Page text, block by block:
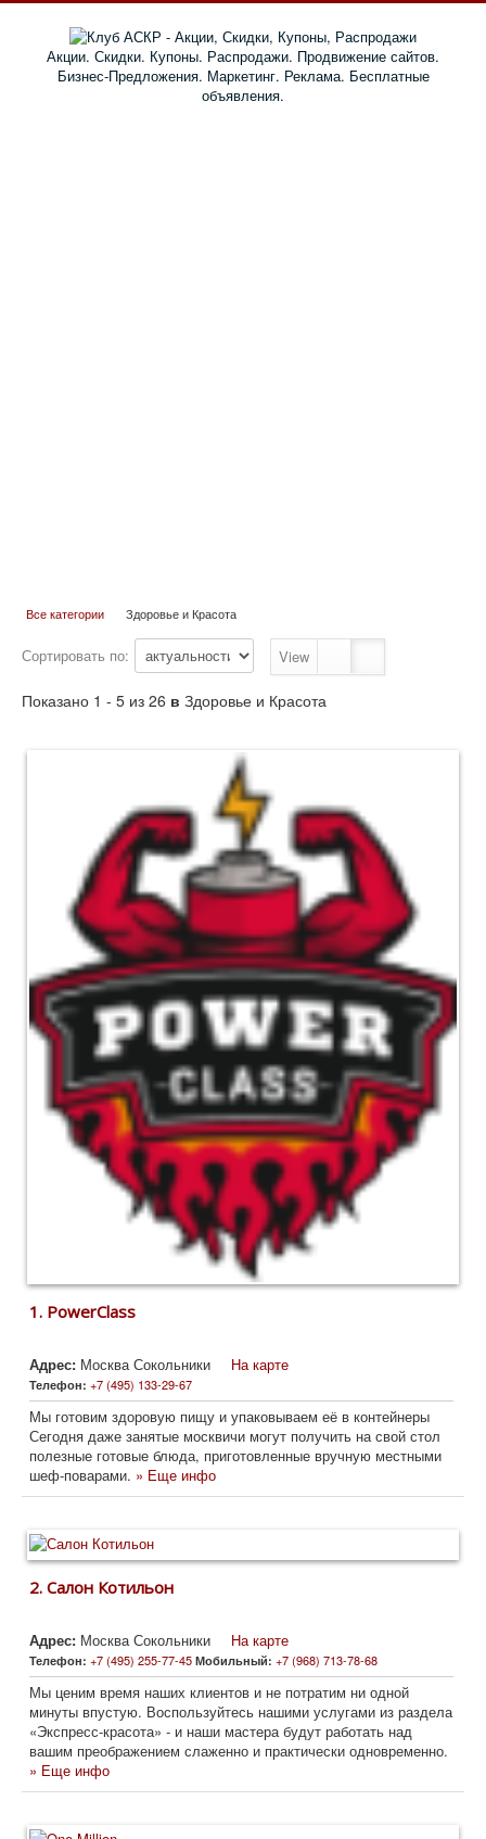
Акции. Скидки. Купоны. Распродажи. Продвижение сайтов.
Бизнес-Предложения. Маркетинг. Реклама. Бесплатные
объявления.
Все категории Здоровье и Красота
Сортировать по: View
Показано 1 - 5 из 26 в Здоровье и Красота
1. PowerClass
Адрес: Москва Сокольники На карте
Телефон: +7 (495) 133-29-67
Мы готовим здоровую пищу и упаковываем её в контейнеры
Сегодня даже занятые москвичи могут получить на свой стол
полезные готовые блюда, приготовленные вручную местными
шеф-поварами. » Еще инфо
2. Салон Котильон
Адрес: Москва Сокольники На карте
Телефон: +7 (495) 255-77-45 Мобильный: +7 (968) 713-78-68
Мы ценим время наших клиентов и не потратим ни одной
минуты впустую. Воспользуйтесь нашими услугами из раздела
«Экспресс-красота» - и наши мастера будут работать над
вашим преображением слаженно и практически одновременно.
» Еще инфо